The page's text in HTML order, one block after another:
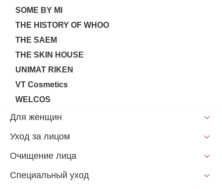
SOME BY MI
THE HISTORY OF WHOO
THE SAEM
THE SKIN HOUSE
UNIMAT RIKEN
VT Cosmetics
WELCOS
Для женщин
Уход за лицом
Очищение лица
Специальный уход